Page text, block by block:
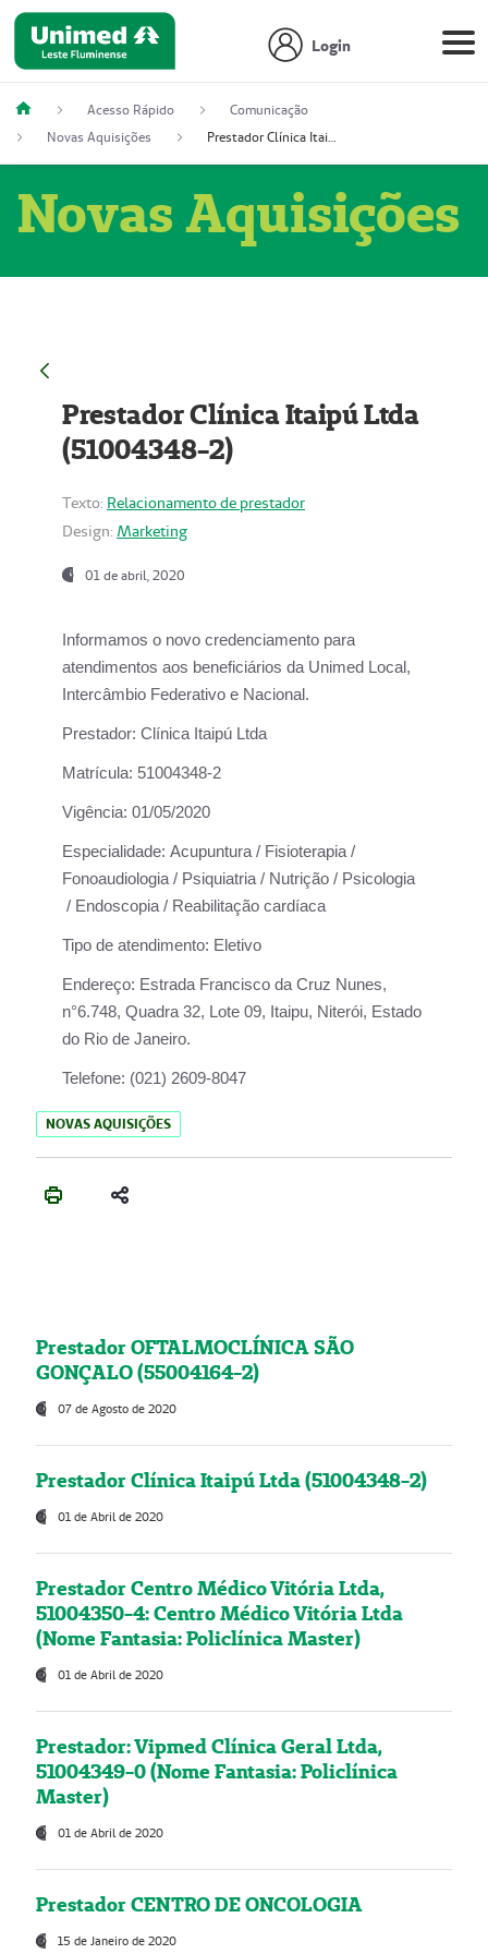
Login
Acesso Rápido
Comunicação
Novas Aquisições
Prestador Clínica Itaipú Ltda (51004348-2)
Novas Aquisições
Prestador Clínica Itaipú Ltda
(51004348-2)
Texto: Relacionamento de prestador
Design: Marketing
01 de abril, 2020
Informamos o novo credenciamento para
atendimentos aos beneficiários da Unimed Local,
Intercâmbio Federativo e Nacional.
Prestador: Clínica Itaipú Ltda
Matrícula: 51004348-2
Vigência: 01/05/2020
Especialidade: Acupuntura / Fisioterapia /
Fonoaudiologia / Psiquiatria / Nutrição / Psicologia
/ Endoscopia / Reabilitação cardíaca
Tipo de atendimento: Eletivo
Endereço: Estrada Francisco da Cruz Nunes,
n°6.748, Quadra 32, Lote 09, Itaipu, Niterói, Estado
do Rio de Janeiro.
Telefone: (021) 2609-8047
NOVAS AQUISIÇÕES
Prestador OFTALMOCLÍNICA SÃO
GONÇALO (55004164-2)
07 de Agosto de 2020
Prestador Clínica Itaipú Ltda (51004348-2)
01 de Abril de 2020
Prestador Centro Médico Vitória Ltda,
51004350-4: Centro Médico Vitória Ltda
(Nome Fantasia: Policlínica Master)
01 de Abril de 2020
Prestador: Vipmed Clínica Geral Ltda,
51004349-0 (Nome Fantasia: Policlínica
Master)
01 de Abril de 2020
Prestador CENTRO DE ONCOLOGIA
15 de Janeiro de 2020